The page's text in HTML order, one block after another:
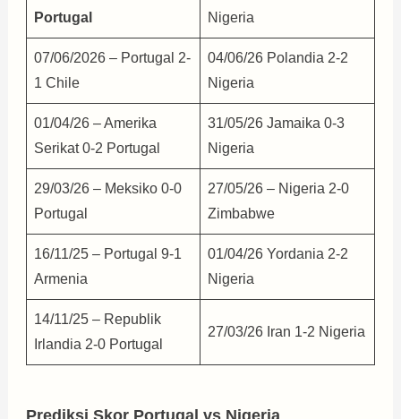
Portugal Nigeria
07/06/2026 – Portugal 2-
1 Chile
04/06/26 Polandia 2-2
Nigeria
01/04/26 – Amerika
Serikat 0-2 Portugal
31/05/26 Jamaika 0-3
Nigeria
29/03/26 – Meksiko 0-0
Portugal
27/05/26 – Nigeria 2-0
Zimbabwe
16/11/25 – Portugal 9-1
Armenia
01/04/26 Yordania 2-2
Nigeria
14/11/25 – Republik
Irlandia 2-0 Portugal
27/03/26 Iran 1-2 Nigeria